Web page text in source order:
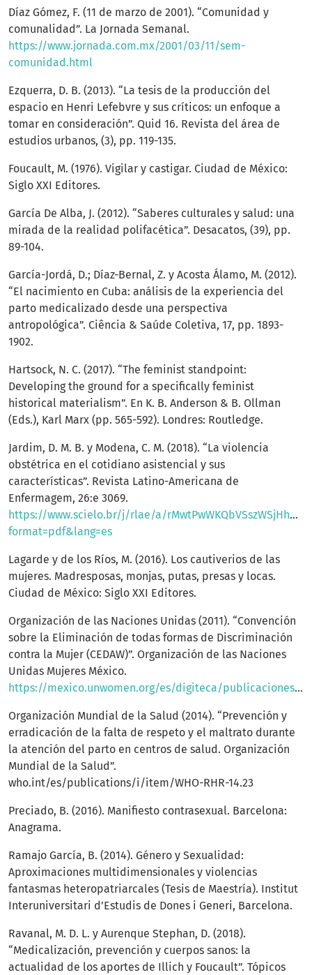
Díaz Gómez, F. (11 de marzo de 2001). “Comunidad y
comunalidad”. La Jornada Semanal.
https://www.jornada.com.mx/2001/03/11/sem-
comunidad.html
Ezquerra, D. B. (2013). “La tesis de la producción del
espacio en Henri Lefebvre y sus críticos: un enfoque a
tomar en consideración”. Quid 16. Revista del área de
estudios urbanos, (3), pp. 119-135.
Foucault, M. (1976). Vigilar y castigar. Ciudad de México:
Siglo XXI Editores.
García De Alba, J. (2012). “Saberes culturales y salud: una
mirada de la realidad polifacética”. Desacatos, (39), pp.
89-104.
García-Jordá, D.; Díaz-Bernal, Z. y Acosta Álamo, M. (2012).
“El nacimiento en Cuba: análisis de la experiencia del
parto medicalizado desde una perspectiva
antropológica”. Ciência & Saúde Coletiva, 17, pp. 1893-
1902.
Hartsock, N. C. (2017). “The feminist standpoint:
Developing the ground for a specifically feminist
historical materialism”. En K. B. Anderson & B. Ollman
(Eds.), Karl Marx (pp. 565-592). Londres: Routledge.
Jardim, D. M. B. y Modena, C. M. (2018). “La violencia
obstétrica en el cotidiano asistencial y sus
características”. Revista Latino-Americana de
Enfermagem, 26:e 3069.
https://www.scielo.br/j/rlae/a/
format=pdf&lang=es
Lagarde y de los Ríos, M. (2016). Los cautiverios de las
mujeres. Madresposas, monjas, putas, presas y locas.
Ciudad de México: Siglo XXI Editores.
Organización de las Naciones Unidas (2011). “Convención
sobre la Eliminación de todas formas de Discriminación
contra la Mujer (CEDAW)”. Organización de las Naciones
Unidas Mujeres México.
https://mexico.unwomen.org/es/digiteca/publicaciones/2011/12/cedaw
Organización Mundial de la Salud (2014). “Prevención y
erradicación de la falta de respeto y el maltrato durante
la atención del parto en centros de salud. Organización
Mundial de la Salud”.
who.int/es/publications/i/item/WHO-RHR-14.23
Preciado, B. (2016). Manifiesto contrasexual. Barcelona:
Anagrama.
Ramajo García, B. (2014). Género y Sexualidad:
Aproximaciones multidimensionales y violencias
fantasmas heteropatriarcales (Tesis de Maestría). Institut
Interuniversitari d’Estudis de Dones i Generi, Barcelona.
Ravanal, M. D. L. y Aurenque Stephan, D. (2018).
“Medicalización, prevención y cuerpos sanos: la
actualidad de los aportes de Illich y Foucault”. Tópicos